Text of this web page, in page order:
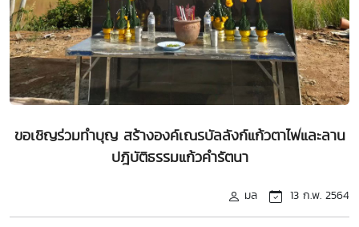
ขอเชิญร่วมทำบุญ สร้างองค์เณรบัลลังก์แก้วตาไฟและลาน
ปฎิบัติธรรมแก้วคำรัตนา
มล 13 ก.พ. 2564